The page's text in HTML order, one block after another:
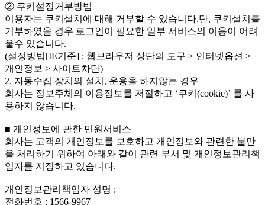
② 쿠키설정거부방법
이용자는 쿠키설치에 대해 거부할 수 있습니다.단, 쿠키설치를
거부하였을 경우 로그인이 필요한 일부 서비스의 이용이 어려
울수 있습니다.
(설정방법[IE기준] : 웹브라우저 상단의 도구 > 인터넷옵션 >
개인정보 > 사이트차단)
2. 자동수집 장치의 설치, 운용을 하지않는 경우
회사는 정보주체의 이용정보를 저절하고 ‘쿠키(cookie)’ 를 사
용하지 않습니다.
■ 개인정보에 관한 민원서비스
회사는 고객의 개인정보를 보호하고 개인정보와 관련한 불만
을 처리하기 위하여 아래와 같이 관련 부서 및 개인정보관리책
임자를 지정하고 있습니다.
개인정보관리책임자 성명 :
전화번호 : 1566-9967